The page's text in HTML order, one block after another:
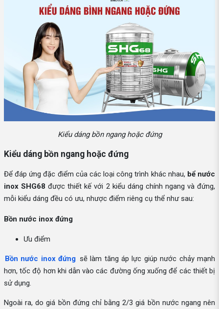
Kiểu dáng bồn ngang hoặc đứng
Kiểu dáng bồn ngang hoặc đứng
Để đáp ứng đặc điểm của các loại công trình khác nhau, bể nước
inox SHG68 được thiết kế với 2 kiểu dáng chính ngang và đứng,
mỗi kiểu dáng đều có ưu, nhược điểm riêng cụ thể như sau:
Bồn nước inox đứng
Ưu điểm
Bồn nước inox đứng sẽ làm tăng áp lực giúp nước chảy mạnh
hơn, tốc độ hơn khi dẫn vào các đường ống xuống để các thiết bị
sử dụng.
Ngoài ra, do giá bồn đứng chỉ bằng 2/3 giá bồn nước ngang nên